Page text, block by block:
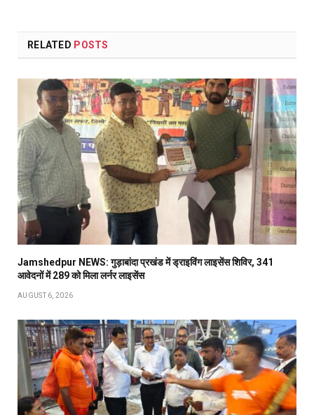
RELATED POSTS
Jamshedpur NEWS: गुड़ाबांदा प्रखंड में ड्राइविंग लाइसेंस शिविर, 341
आवेदनों में 289 को मिला लर्नर लाइसेंस
AUGUST 6, 2026